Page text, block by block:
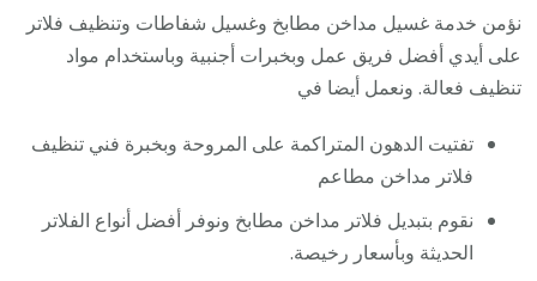
نؤمن خدمة غسيل مداخن مطابخ وغسيل شفاطات وتنظيف فلاتر
على أيدي أفضل فريق عمل وبخبرات أجنبية وباستخدام مواد
تنظيف فعالة. ونعمل أيضا في
تفتيت الدهون المتراكمة على المروحة وبخبرة فني تنظيف
فلاتر مداخن مطاعم
نقوم بتبديل فلاتر مداخن مطابخ ونوفر أفضل أنواع الفلاتر
الحديثة وبأسعار رخيصة.